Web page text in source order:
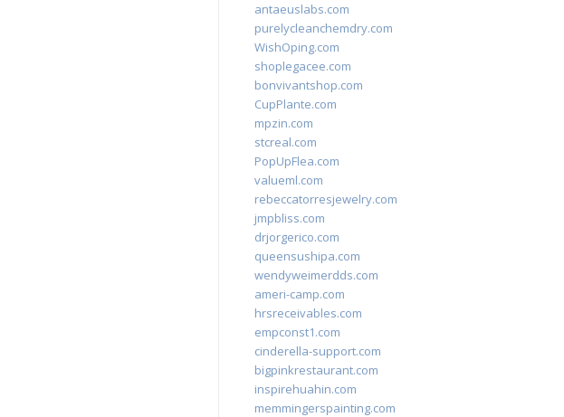
antaeuslabs.com
purelycleanchemdry.com
WishOping.com
shoplegacee.com
bonvivantshop.com
CupPlante.com
mpzin.com
stcreal.com
PopUpFlea.com
valueml.com
rebeccatorresjewelry.com
jmpbliss.com
drjorgerico.com
queensushipa.com
wendyweimerdds.com
ameri-camp.com
hrsreceivables.com
empconst1.com
cinderella-support.com
bigpinkrestaurant.com
inspirehuahin.com
memmingerspainting.com